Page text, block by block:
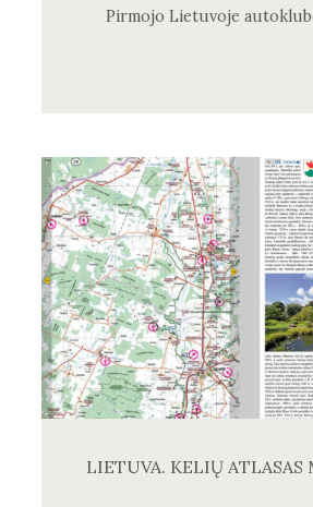
Pirmojo Lietuvoje
LIETUVA. KELIŲ ATLASAS